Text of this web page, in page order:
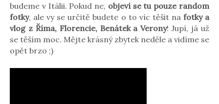
budeme v Itálii. Pokud ne, objeví se tu pouze random
fotky, ale vy se určitě budete o to víc těšit na fotky a
vlog z Říma, Florencie, Benátek a Verony! Jupí, já už
se těším moc. Mějte krásný zbytek neděle a vidíme se
opět brzo ;)